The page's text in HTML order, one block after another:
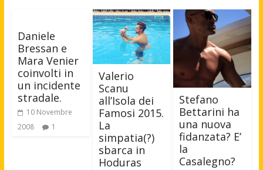
Daniele
Bressan e
Mara Venier
coinvolti in
un incidente
stradale.
10 Novembre
2008
1
Valerio
Scanu
all’Isola dei
Famosi 2015.
La
simpatia(?)
sbarca in
Hoduras
Stefano
Bettarini ha
una nuova
fidanzata? E’
la
Casalegno?